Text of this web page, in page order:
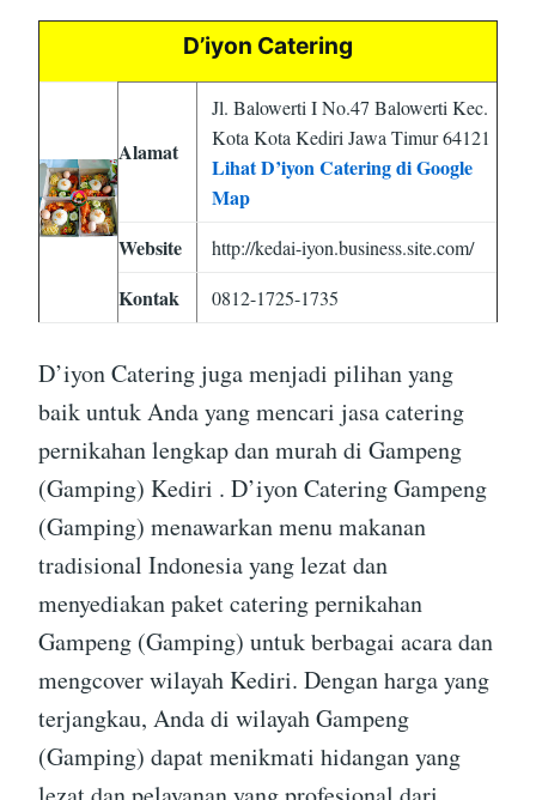
D’iyon Catering
Alamat
Jl. Balowerti I No.47 Balowerti Kec.
Kota Kota Kediri Jawa Timur 64121
Lihat D’iyon Catering di Google
Map
Website
http://kedai-iyon.business.site.com/
Kontak 0812-1725-1735
D’iyon Catering juga menjadi pilihan yang
baik untuk Anda yang mencari jasa catering
pernikahan lengkap dan murah di Gampeng
(Gamping) Kediri . D’iyon Catering Gampeng
(Gamping) menawarkan menu makanan
tradisional Indonesia yang lezat dan
menyediakan paket catering pernikahan
Gampeng (Gamping) untuk berbagai acara dan
mengcover wilayah Kediri. Dengan harga yang
terjangkau, Anda di wilayah Gampeng
(Gamping) dapat menikmati hidangan yang